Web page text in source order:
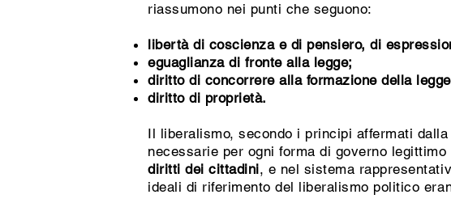
riassumono nei punti che seguono:
libertà di coscienza e di pensiero, di
eguaglianza di fronte alla legge;
diritto di concorrere alla formazione della
diritto di proprietà.
Il liberalismo, secondo i principi affermati
necessarie per ogni forma di governo
diritti dei cittadini, e nel sistema
ideali di riferimento del liberalismo politico